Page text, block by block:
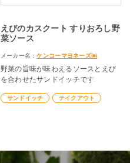
えびのカスクート すりおろし野
菜ソース
メーカー名：ケンコーマヨネーズ㈱
野菜の旨味が味わえるソースとえび
を合わせたサンドイッチです
サンドイッチ テイクアウト